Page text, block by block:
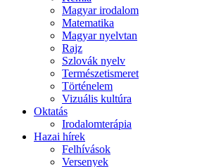
Magyar irodalom
Matematika
Magyar nyelvtan
Rajz
Szlovák nyelv
Természetismeret
Történelem
Vizuális kultúra
Oktatás
Irodalomterápia
Hazai hírek
Felhívások
Versenyek